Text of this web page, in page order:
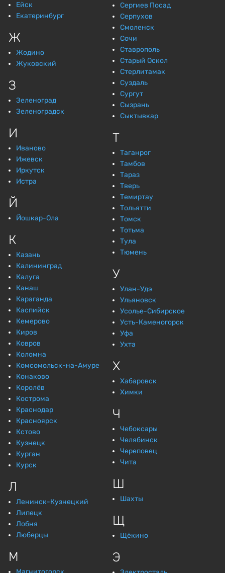
Ейск
Екатеринбург
Ж
Жодино
Жуковский
З
Зеленоград
Зеленоградск
И
Иваново
Ижевск
Иркутск
Истра
Й
Йошкар-Ола
К
Казань
Калининград
Калуга
Канаш
Караганда
Каспийск
Кемерово
Киров
Ковров
Коломна
Комсомольск-на-Амуре
Конаково
Королёв
Кострома
Краснодар
Красноярск
Кстово
Кузнецк
Курган
Курск
Л
Ленинск-Кузнецкий
Липецк
Лобня
Люберцы
М
Сергиев Посад
Серпухов
Смоленск
Сочи
Ставрополь
Старый Оскол
Стерлитамак
Суздаль
Сургут
Сызрань
Сыктывкар
Т
Таганрог
Тамбов
Тараз
Тверь
Темиртау
Тольятти
Томск
Тотьма
Тула
Тюмень
У
Улан-Удэ
Ульяновск
Усолье-Сибирское
Усть-Каменогорск
Уфа
Ухта
Х
Хабаровск
Химки
Ч
Чебоксары
Челябинск
Череповец
Чита
Ш
Шахты
Щ
Щёкино
Э